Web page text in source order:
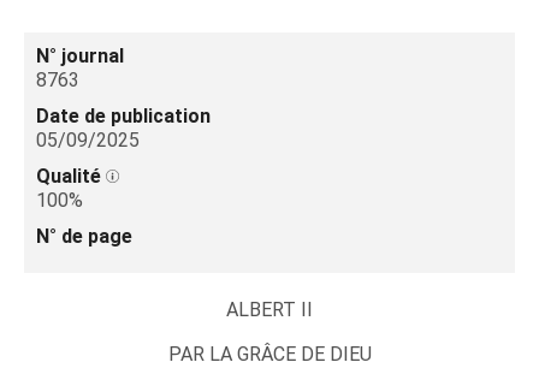
N° journal
8763
Date de publication
05/09/2025
Qualité
100%
N° de page
ALBERT II
PAR LAGRÂCE DE DIEU